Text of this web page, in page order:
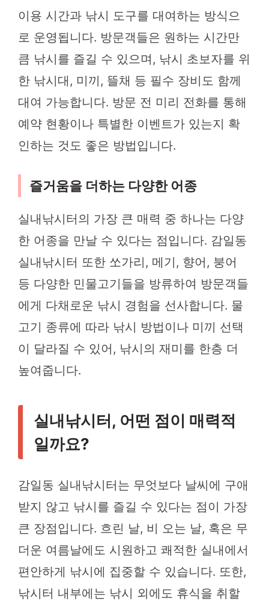
이용 시간과 낚시 도구를 대여하는 방식으
로 운영됩니다. 방문객들은 원하는 시간만
큼 낚시를 즐길 수 있으며, 낚시 초보자를 위
한 낚시대, 미끼, 뜰채 등 필수 장비도 함께
대여 가능합니다. 방문 전 미리 전화를 통해
예약 현황이나 특별한 이벤트가 있는지 확
인하는 것도 좋은 방법입니다.
즐거움을 더하는 다양한 어종
실내낚시터의 가장 큰 매력 중 하나는 다양
한 어종을 만날 수 있다는 점입니다. 감일동
실내낚시터 또한 쏘가리, 메기, 향어, 붕어
등 다양한 민물고기들을 방류하여 방문객들
에게 다채로운 낚시 경험을 선사합니다. 물
고기 종류에 따라 낚시 방법이나 미끼 선택
이 달라질 수 있어, 낚시의 재미를 한층 더
높여줍니다.
실내낚시터, 어떤 점이 매력적
일까요?
감일동 실내낚시터는 무엇보다 날씨에 구애
받지 않고 낚시를 즐길 수 있다는 점이 가장
큰 장점입니다. 흐린 날, 비 오는 날, 혹은 무
더운 여름날에도 시원하고 쾌적한 실내에서
편안하게 낚시에 집중할 수 있습니다. 또한,
낚시터 내부에는 낚시 외에도 휴식을 취할